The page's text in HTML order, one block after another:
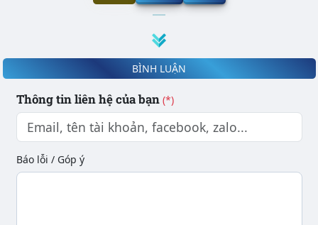
BÌNH LUẬN
Thông tin liên hệ của bạn (*)
Báo lỗi / Góp ý